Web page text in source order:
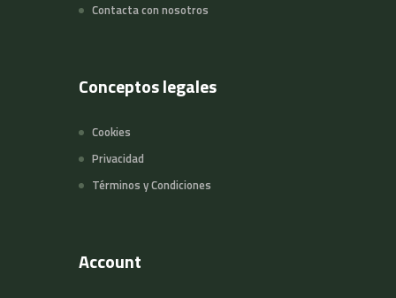
Contacta con nosotros
Conceptos legales
Cookies
Privacidad
Términos y Condiciones
Account